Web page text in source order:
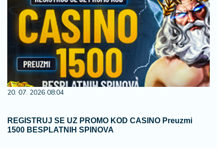
20. 07. 2026 08:04
REGISTRUJ SE UZ PROMO KOD CASINO Preuzmi
1500 BESPLATNIH SPINOVA